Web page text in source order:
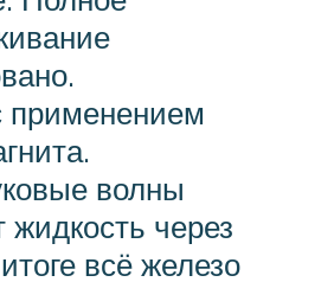
применением
волны
жидкость через
всё железо